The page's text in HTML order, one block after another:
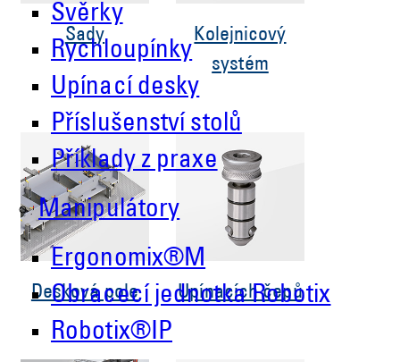
Svěrky
Rychloupínky
Upínací desky
Příslušenství stolů
Příklady z praxe
Manipulátory
Ergonomix®M
Obracecí jednotka Robotix
Robotix®IP
Sady
Kolejnicový
systém
Desková pole Upínacích čepů